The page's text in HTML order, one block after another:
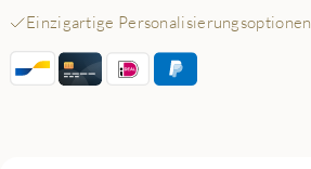
Einzigartige Personalisierungsoptionen